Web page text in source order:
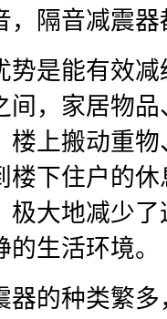
，隔音减震
势是能有效
间，家居物
楼上搬动重
楼下住户的
极大地减少
生活环境。
器的种类繁